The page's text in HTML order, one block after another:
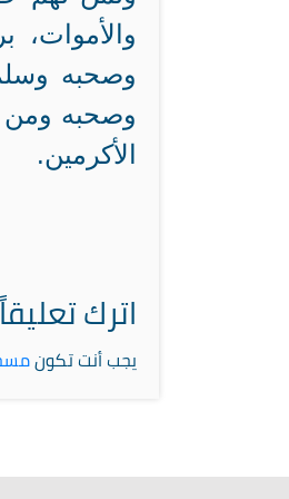
والأموات،
وصحبه
وصحبه ومن
الأكرمين.
اترك تعليقاً
يجب أنت تكون